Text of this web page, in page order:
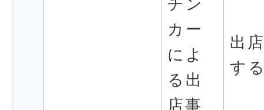
チン
カー
によ
る出
店事
出
す